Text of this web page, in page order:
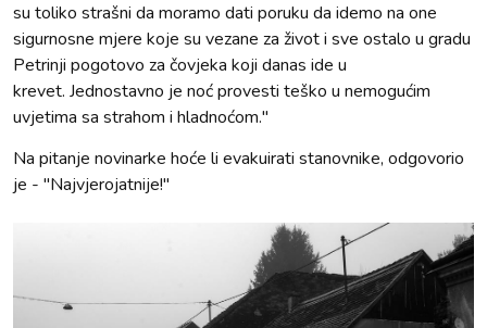
su toliko strašni da moramo dati poruku da idemo na one
sigurnosne mjere koje su vezane za život i sve ostalo u gradu
Petrinji pogotovo za čovjeka koji danas ide u
krevet. Jednostavno je noć provesti teško u nemogućim
uvjetima sa strahom i hladnoćom."
Na pitanje novinarke hoće li evakuirati stanovnike, odgovorio
je - "Najvjerojatnije!"